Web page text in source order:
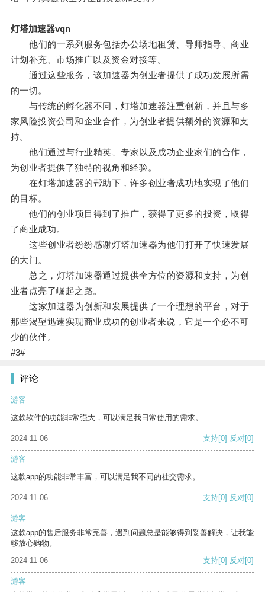
灯塔加速器vqn
他们的一系列服务包括办公场地租赁、导师指导、商业
计划补充、市场推广以及资金对接等。
通过这些服务，该加速器为创业者提供了成功发展所需
的一切。
与传统的孵化器不同，灯塔加速器注重创新，并且与多
家风险投资公司和企业合作，为创业者提供额外的资源和支
持。
他们通过与行业精英、专家以及成功企业家们的合作，
为创业者提供了独特的视角和经验。
在灯塔加速器的帮助下，许多创业者成功地实现了他们
的目标。
他们的创业项目得到了推广，获得了更多的投资，取得
了商业成功。
这些创业者纷纷感谢灯塔加速器为他们打开了快速发展
的大门。
总之，灯塔加速器通过提供全方位的资源和支持，为创
业者点亮了崛起之路。
这家加速器为创新和发展提供了一个理想的平台，对于
那些渴望迅速实现商业成功的创业者来说，它是一个必不可
少的伙伴。
#3#
评论
游客
这款软件的功能非常强大，可以满足我日常使用的需求。
2024-11-06 支持[0] 反对[0]
游客
这款app的功能非常丰富，可以满足我不同的社交需求。
2024-11-06 支持[0] 反对[0]
游客
这款app的售后服务非常完善，遇到问题总是能够得到妥善解决，让我能
够放心购物。
2024-11-06
支持[0] 反对[0]
游客